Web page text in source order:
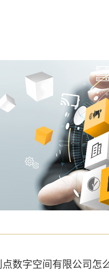
数字空间有限公司怎